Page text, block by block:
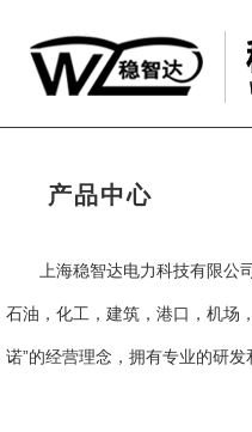
产品中心
上海稳智达电力科技有限
石油，化工，建筑，港口，机场
诺”的经营理念，拥有专业的研